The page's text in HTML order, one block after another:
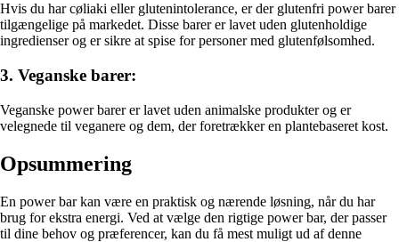
Hvis du har cøliaki eller glutenintolerance, er der glutenfri power barer
tilgængelige på markedet. Disse barer er lavet uden glutenholdige
ingredienser og er sikre at spise for personer med glutenfølsomhed.
3. Veganske barer:
Veganske power barer er lavet uden animalske produkter og er
velegnede til veganere og dem, der foretrækker en plantebaseret kost.
Opsummering
En power bar kan være en praktisk og nærende løsning, når du har
brug for ekstra energi. Ved at vælge den rigtige power bar, der passer
til dine behov og præferencer, kan du få mest muligt ud af denne